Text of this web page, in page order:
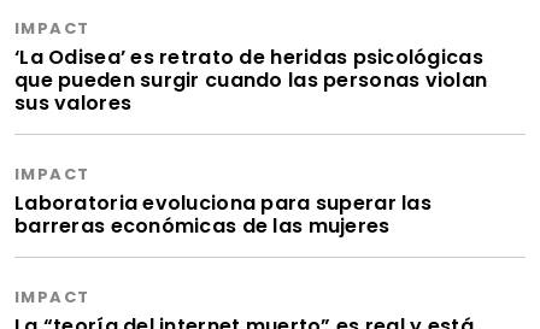
IMPACT
‘La Odisea’ es retrato de heridas psicológicas
que pueden surgir cuando las personas violan
sus valores
IMPACT
Laboratoria evoluciona para superar las
barreras económicas de las mujeres
IMPACT